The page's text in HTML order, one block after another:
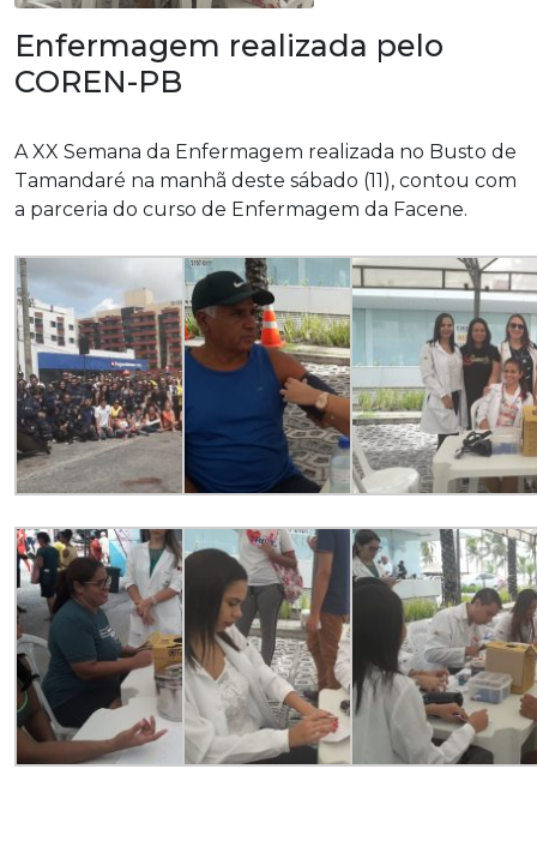
Enfermagem realizada pelo
COREN-PB
A XX Semana da Enfermagem realizada no Busto de
Tamandaré na manhã deste sábado (11), contou com
a parceria do curso de Enfermagem da Facene.